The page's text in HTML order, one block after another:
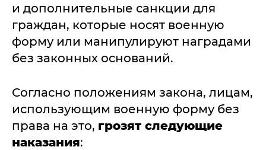
и дополнительные санкции для
граждан, которые носят военную
форму или манипулируют наградами
без законных оснований.
Согласно положениям закона, лицам,
использующим военную форму без
права на это, грозят следующие
наказания: